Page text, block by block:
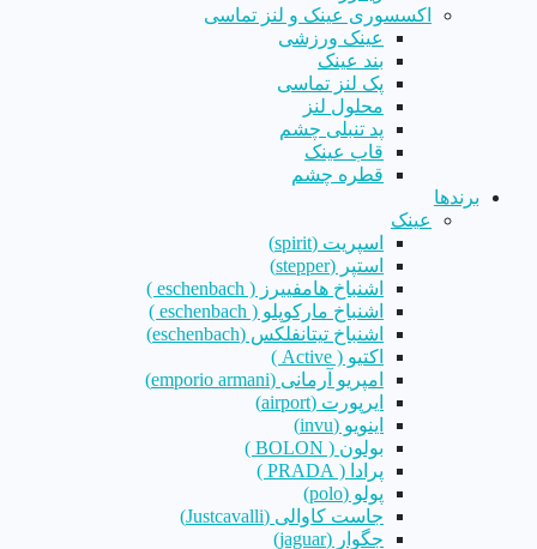
اکسسوری عینک و لنز تماسی
عینک ورزشی
بند عینک
پک لنز تماسی
محلول لنز
پد تنبلی چشم
قاب عینک
قطره چشم
برندها
عینک
اسپریت (spirit)
استپر (stepper)
اشنباخ هامفییرز ( eschenbach )
اشنباخ مارکوپلو ( eschenbach )
اشنباخ تیتانفلکس (eschenbach)
اکتیو ( Active )
امپریو آرمانی (emporio armani)
ایرپورت (airport)
اینویو (invu)
بولون ( BOLON )
پرادا ( PRADA )
پولو (polo)
جاست کاوالی (Justcavalli)
جگوار (jaguar)